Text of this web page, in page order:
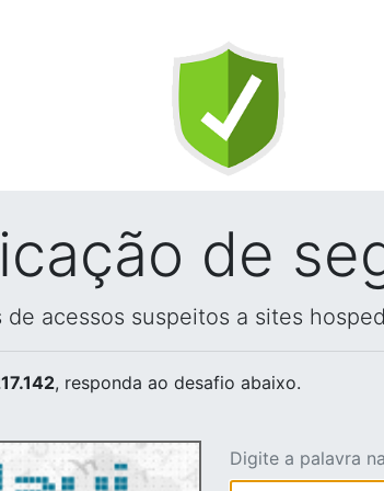
de
acessos suspeitos a sites
, responda ao desafio abaixo.
Digite a palavra